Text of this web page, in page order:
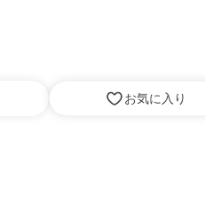
お気に入り